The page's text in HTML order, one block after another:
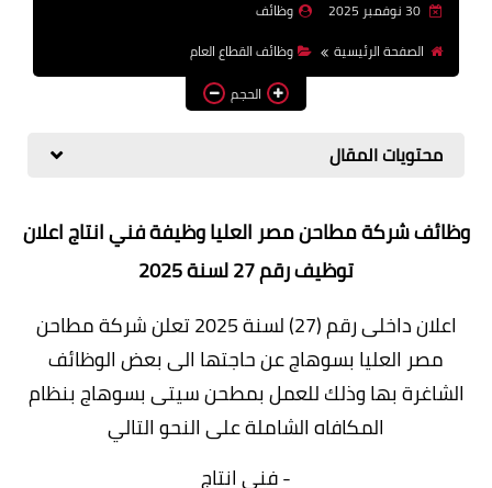
بالجامعات والمعاهد
اخبار
30 نوفمبر 2025
وظائف
الصفحة الرئيسية
وظائف القطاع العام
الحجم
محتويات المقال
وظائف شركة مطاحن مصر العليا وظيفة فني انتاج اعلان
توظيف رقم 27 لسنة 2025
اعلان داخلی رقم (27) لسنة 2025
تعلن شركة مطاحن
مصر العليا بسوهاج عن حاجتها الى بعض الوظائف
الشاغرة بها وذلك للعمل بمطحن سيتى بسوهاج بنظام
المكافاهالشاملةعلى النحو التالي
- فنى انتاج